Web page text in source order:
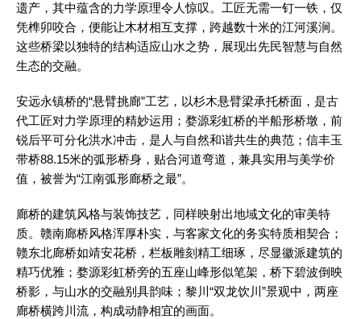
遗产，其中蕴含的力学原理令人惊叹。工匠无需一钉一铁，仅
凭榫卯咬合，便能让木材相互支撑，跨越数十米的江河溪涧。
这些桥梁以独特的结构适应山水之势，展现出先民智慧与自然
生态的交融。
安远永镇桥的“悬臂挑廊”工艺，以杉木悬臂梁承托桥面，是古
代工匠对力学原理的精妙运用；婺源彩虹桥的半船形桥墩，前
锐后平可分化洪水冲击，是人与自然和谐共生的典范；信丰玉
带桥88.15米的弧形桥身，贴合河道弯道，兼具实用与美学价
值，被誉为“江南弧形廊桥之最”。
廊桥的建筑风格与装饰技艺，同样映射出地域文化的审美特
质。赣南廊桥风格浑厚朴实，与客家文化的务实特质相契合；
赣东北廊桥如靖安花桥，栏板雕刻精工细琢，尽显徽派建筑的
精巧优雅；婺源彩虹桥旁的五座山峰形似笔架，桥下碧波倒映
桥影，与山水的交融别具韵味；黎川“双龙饮川”景观中，两座
廊桥横跨川流，构成动静相宜的画面。